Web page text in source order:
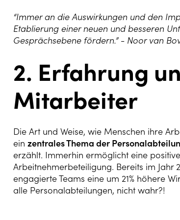
“Immer an die Auswirkungen und den
Etablierung einer neuen und besseren
Gesprächsebene fördern.” - Noor van
2. Erfahrung
Mitarbeiter
Die Art und Weise, wie Menschen ihre
ein zentrales Thema der
erzählt. Immerhin ermöglicht eine
Arbeitnehmerbeteiligung. Bereits im Jahr
engagierte Teams eine um 21% höhere
alle Personalabteilungen, nicht wahr?!